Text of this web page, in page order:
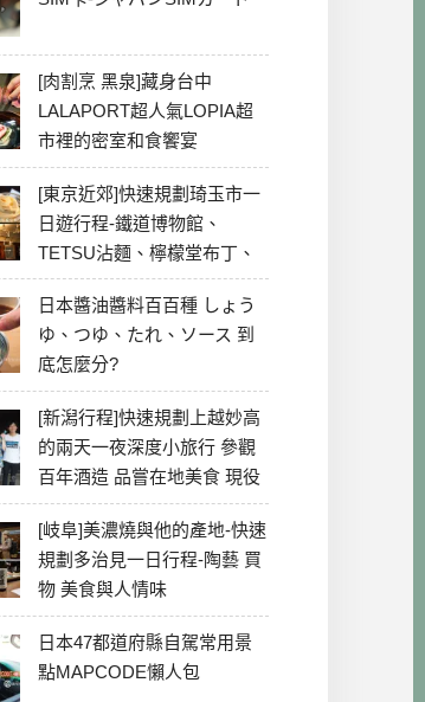
[肉割烹 黑泉]藏身台中
LALAPORT超人氣LOPIA超
市裡的密室和食饗宴
[東京近郊]快速規劃琦玉市一
日遊行程-鐵道博物館、
TETSU沾麵、檸檬堂布丁、
冰川神社、美食彙整
日本醬油醬料百百種 しょう
ゆ、つゆ、たれ、ソース 到
底怎麼分?
[新潟行程]快速規劃上越妙高
的兩天一夜深度小旅行 參觀
百年酒造 品嘗在地美食 現役
最老牌電影院
[岐阜]美濃燒與他的產地-快速
規劃多治見一日行程-陶藝 買
物 美食與人情味
日本47都道府縣自駕常用景
點MAPCODE懶人包